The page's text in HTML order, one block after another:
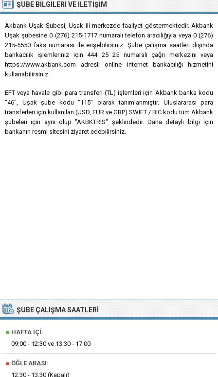
ŞUBE BILGILERI VE İLETIŞIM
Akbank Uşak Şubesi, Uşak ili merkezde faaliyet göstermektedir. Akbank
Uşak şubesine 0 (276) 215-1717 numaralı telefon aracılığıyla veya 0 (276)
215-5550 faks numarası ile erişebilirsiniz. Şube çalışma saatleri dışında
bankacılık işlemleriniz için 444 25 25 numaralı çağrı merkezini veya
https://www.akbank.com adresli online internet bankacılığı hizmetini
kullanabilirsiniz.
EFT veya havale gibi para transferi (TL) işlemleri için Akbank banka kodu
"46", Uşak şube kodu "115" olarak tanımlanmıştır. Uluslararası para
transferleri için kullanılan (USD, EUR ve GBP) SWIFT / BIC kodu tüm Akbank
şubeleri için aynı olup "AKBKTRIS" şeklindedir. Daha detaylı bilgi için
bankanın resmi sitesini ziyaret edebilirsiniz.
ŞUBE ÇALIŞMA SAATLERI
■ HAFTA İÇI:
09:00 - 12:30 ve 13:30 - 17:00
■ ÖĞLE ARASI:
12:30 - 13:30 (Kapalı)